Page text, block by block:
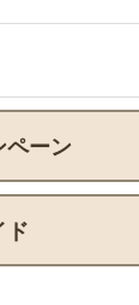
ペーン
ド